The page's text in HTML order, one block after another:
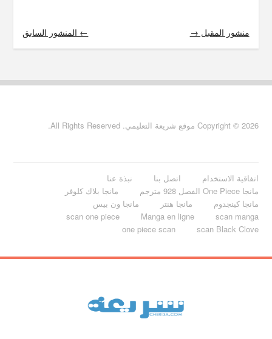
← المنشور السابق منشور المقبل →
Copyright © 2026 موقع شريعة التعليمي. All Rights Reserved.
اتفاقية الاستخدام اتصل بنا
نبذة عنا
مانجا One Piece الفصل 928 مترجم
مانجا بلاك كلوفر
مانجا كينجدوم
مانجا هنتر
مانجا ون بيس
scan manga
Manga en ligne
scan one piece
scan Black Clove
one piece scan